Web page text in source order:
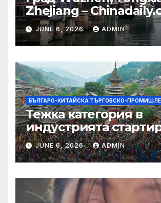
Zhejiang –
JUNE 6, 2026 ADMIN
БЪЛГАРО-КИТАЙСКА ТЪРГОВСКО-
Тежка категория в
индустрията
алианс за
слънчева енергия
JUNE 6, 2026 ADMIN